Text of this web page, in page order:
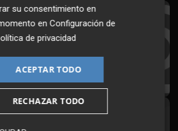
al Boletín
a primera hora en tu email
¡Quiero suscribirme!
su consentimiento en
enConfiguración de
de privacidad
ACEPTAR TODO
RECHAZAR TODO